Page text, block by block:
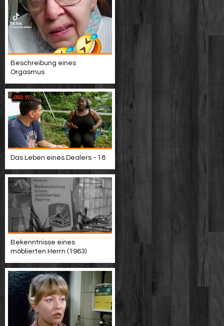
Beschreibung eines
Orgasmus
Das Leben eines Dealers - 18
Bekenntnisse eines
möblierten Herrn (1963)